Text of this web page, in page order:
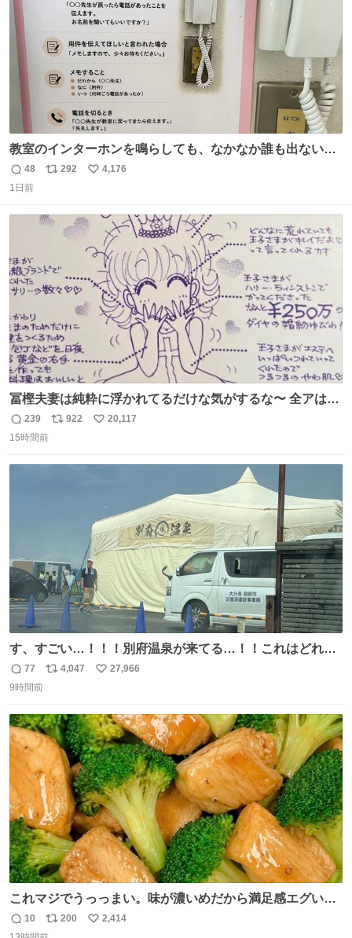
教室のインターホンを鳴らしても、なかなか誰も出ないこ
とがあります…。 もしかすると「電話の出方」に困ってい
るのかもしれません。 そこで「何を話せばいいか」が見え
返
信
48
リ
ト
292
い
数
4,176
1日前
冨樫夫妻は純粋に浮かれてるだけな気がするな〜 全アはこ
こに自分の市場価値的なものを上乗せするので、 すっぴん
＆寝起きのボサボサ頭でも「今日も可愛いね」が止まらな
156cm40kg、年中日焼け止めとお友達の私より綺麗な手や
返
信
239
リ
922
い
20,117
15時間前
す、すごい…！！！別府温泉が来てる…！！これはどれぐ
らい待つんだろう…
返
信
77
リ
ト
数
4,047
い
数
27,966
9時間前
これマジでうっっまい。味が濃いめだから満足感エグいし
1週間で3キロ痩せた😭
返
10
リ
200
い
2,414